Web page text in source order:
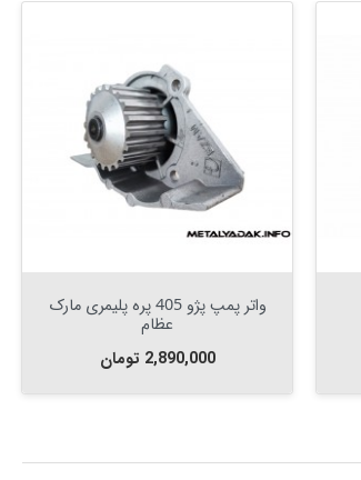
واتر پمپ پژو 405 پره پلیمری مارک
عظام
قیمت
2,890,000 تومان